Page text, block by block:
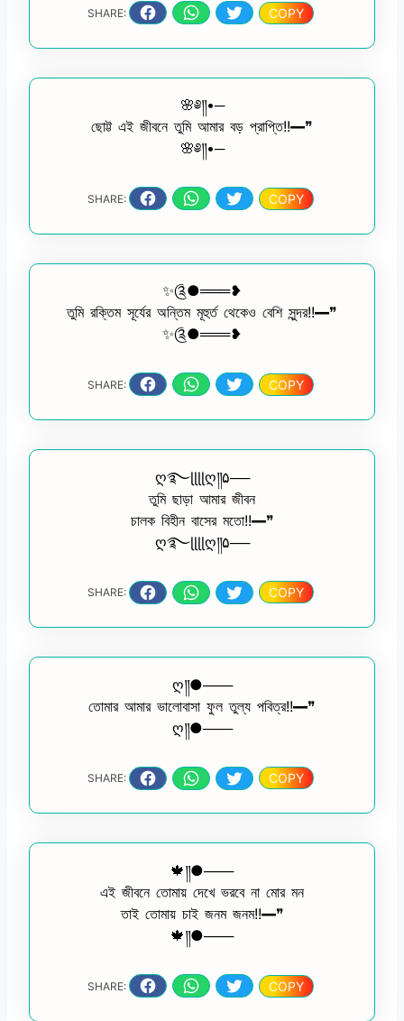
SHARE: COPY
🌸༅༎•─
ছোট্ট এই জীবনে তুমি আমার বড় প্রাপ্তি!!━❞
🌸༅༎•─
SHARE: COPY
✨༊●═══❥
তুমি রক্তিম সূর্যের অন্তিম মূহুর্ত থেকেও বেশি সুন্দর!!━❞
✨༊●═══❥
SHARE: COPY
ღ࿐ɭɭɭɭღ༎۵──
তুমি ছাড়া আমার জীবন
চালক বিহীন বাসের মতো!!━❞
ღ࿐ɭɭɭɭღ༎۵──
SHARE: COPY
ღ༎●───
তোমার আমার ভালোবাসা ফুল তুল্য পবিত্র!!━❞
ღ༎●───
SHARE: COPY
🍁༎●───
এই জীবনে তোমায় দেখে ভরবে না মোর মন
তাই তোমায় চাই জনম জনম!!━❞
🍁༎●───
SHARE: COPY